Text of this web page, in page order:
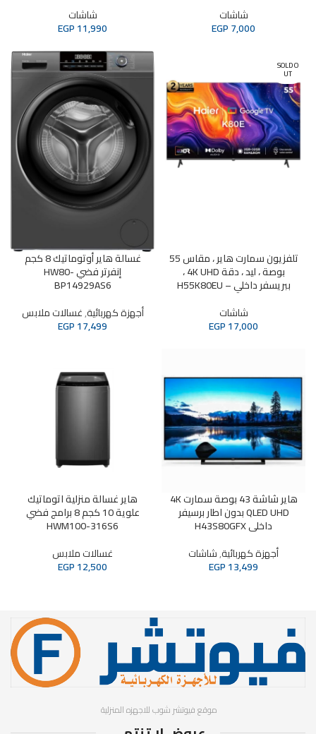
شاشات
EGP7,000
شاشات
EGP11,990
SOLD O
UT
تلفزيون سمارت هاير ، مقاس 55
بوصة ، ليد ، دقة 4K UHD ،
ببريسفر داخلي – H55K80EU
شاشات
EGP17,000
غسالة هاير أوتوماتيك 8 كجم
إنفرتر فضي HW80-
BP14929AS6
أجهزة كهربائية,غسالات ملابس
EGP17,499
هاير شاشة 43 بوصة سمارت 4K
QLED UHD بدون اطار برسيفر
داخلى H43S80GFX
أجهزة كهربائية,شاشات
EGP13,499
هاير غسالة منزلية اتوماتيك
علوية 10 كجم 8 برامج فضي
HWM100-316S6
غسالات ملابس
EGP12,500
موقع فيوتشر شوب للاجهزه المنزلية